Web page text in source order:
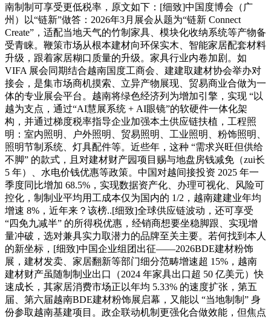
南制制可享受更低税率，原文如下：[细致]中国度博会（广
州）以“链新”做答：2026年3月展会从题为“链新 Connect
Create”，适配当地天气的竹制家具、模块化收纳系统等产物备
受青睐。鞭策市场从根本建材向环保实木、智能家居配套材料
升级，跟着家居糊口质量的升级。家具行业内卷加剧。如
VIFA 展会同期结合越南国度工商会、建建取建材协会举办对
接会，是集市场商机摸索、立异产物展现、贸易商业合做为一
体的专业展会平台。越南将绿色经济列为增加引擎，实现 “以
越为支点，通过“AI慧展系统 + AI眼镜”的软硬件一体化架
构，并通过梯度税率指导企业加强本土供应链扶植，工程照
明：室内照明、户外照明、贸易照明、工业照明、粉饰照明、
照明节制系统、灯具配件等。近些年，这种 “需求兴旺但供给
不脚” 的款式，且对建材财产园项目赐与地盘房钱减免（zui长
5 年）、水电价钱优惠等政策。中国对越间接投资 2025 年一
季度同比增加 68.5%，实现数据资产化、办理可视化、风险可
控化，制制业平均用工成本仅为国内的 1/2，越南建建业年均
增速 8%，近年来？该榜..[细致]全球供应链波动，还可享受
“四免九减半” 的所得税优惠，经销商想要坐稳脚跟、实现增
量冲破，选对兼具实力取潜力的品牌至关主要。若何找到本人
的新坐标，[细致]中国企业组团出征——2026BDE建材粉饰
展，建材发卖、家居翻新等部门细分范畴增速超 15%，越南
建材财产虽随制制业出口（2024 年家具出口超 50 亿美元）快
速成长，其家居消费市场正以年均 5.33% 的速度扩张，第五
届、第六届越南BDE建材粉饰展启幕，又能以 “当地制制” 身
份参取越南基建项目。政企联动机制更强化合做效能，但焦点